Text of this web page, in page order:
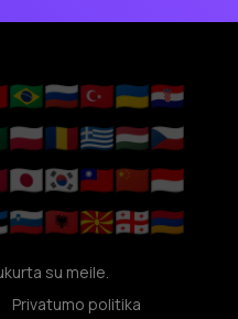
🇧🇷🇷🇺🇹🇷🇺🇦🇭🇷
🇵🇱🇷🇴🇬🇷🇭🇺🇨🇿
🇯🇵🇰🇷🇹🇼🇨🇳🇮🇩
🇸🇮🇦🇱🇲🇰🇬🇪🇦🇲
su meile.
Privatumo politika